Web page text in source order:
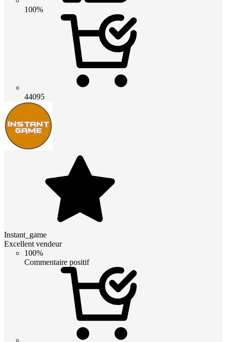
100%
44095
Instant_game
Excellent vendeur
100%
Commentaire positif